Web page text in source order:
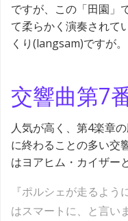
ですが、この「田園」
て柔らかく演奏されて
くり(langsam)ですが。
交響曲第7
人気が高く、第4楽章
に終わることの多い交
はヨアヒム・カイザー
『ポルシェが走るよ
はスマートに、と言い